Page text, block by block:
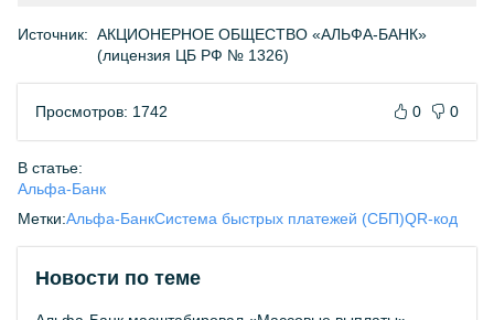
Источник: АКЦИОНЕРНОЕ ОБЩЕСТВО «АЛЬФА-БАНК»
(лицензия ЦБ РФ № 1326)
Просмотров: 1742 0 0
В статье:
Альфа-Банк
Метки:Альфа-БанкСистема быстрых платежей (СБП)QR-код
Новости по теме